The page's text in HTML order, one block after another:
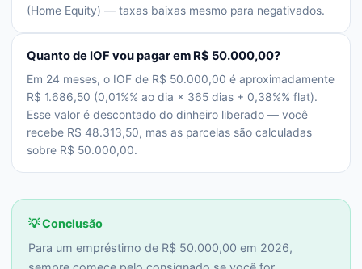
(Home Equity) — taxas baixas mesmo para negativados.
Quanto de IOF vou pagar em R$ 50.000,00?
Em 24 meses, o IOF de R$ 50.000,00 é aproximadamente
R$ 1.686,50 (0,01%% ao dia × 365 dias + 0,38%% flat).
Esse valor é descontado do dinheiro liberado — você
recebe R$ 48.313,50, mas as parcelas são calculadas
sobre R$ 50.000,00.
💡 Conclusão
Para um empréstimo de R$ 50.000,00 em 2026,